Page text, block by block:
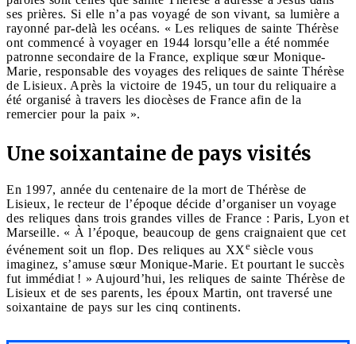
ses prières. Si elle n’a pas voyagé de son vivant, sa lumière a
rayonné par-delà les océans. « Les reliques de sainte Thérèse
ont commencé à voyager en 1944 lorsqu’elle a été nommée
patronne secondaire de la France, explique sœur Monique-
Marie, responsable des voyages des reliques de sainte Thérèse
de Lisieux. Après la victoire de 1945, un tour du reliquaire a
été organisé à travers les diocèses de France afin de la
remercier pour la paix ».
Une soixantaine de pays visités
En 1997, année du centenaire de la mort de Thérèse de
Lisieux, le recteur de l’époque décide d’organiser un voyage
des reliques dans trois grandes villes de France : Paris, Lyon et
Marseille. « À l’époque, beaucoup de gens craignaient que cet
événement soit un flop. Des reliques au XXe siècle vous
imaginez, s’amuse sœur Monique-Marie. Et pourtant le succès
fut immédiat ! » Aujourd’hui, les reliques de sainte Thérèse de
Lisieux et de ses parents, les époux Martin, ont traversé une
soixantaine de pays sur les cinq continents.